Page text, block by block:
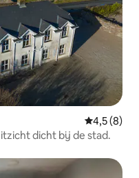
4,5 (8)
dicht bij de stad.